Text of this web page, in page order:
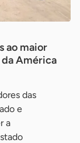
ao maior
América
das
e
a